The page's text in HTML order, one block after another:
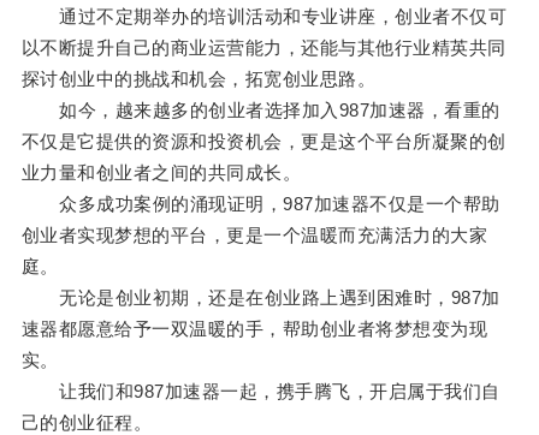
通过不定期举办的培训活动和专业讲座，创业者不仅可
以不断提升自己的商业运营能力，还能与其他行业精英共同
探讨创业中的挑战和机会，拓宽创业思路。
如今，越来越多的创业者选择加入987加速器，看重的
不仅是它提供的资源和投资机会，更是这个平台所凝聚的创
业力量和创业者之间的共同成长。
众多成功案例的涌现证明，987加速器不仅是一个帮助
创业者实现梦想的平台，更是一个温暖而充满活力的大家
庭。
无论是创业初期，还是在创业路上遇到困难时，987加
速器都愿意给予一双温暖的手，帮助创业者将梦想变为现
实。
让我们和987加速器一起，携手腾飞，开启属于我们自
己的创业征程。